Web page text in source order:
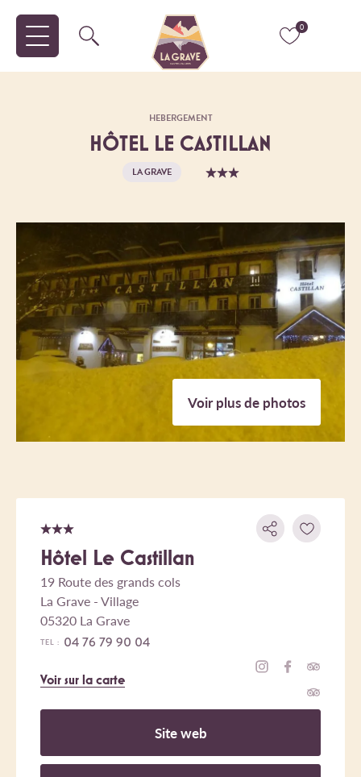
0
HEBERGEMENT
HÔTEL LE CASTILLAN
LA GRAVE
Voir plus de photos
Hôtel Le Castillan
19 Route des grands cols
La Grave - Village
05320 La Grave
TEL : 04 76 79 90 04
Voir sur la carte
Site web